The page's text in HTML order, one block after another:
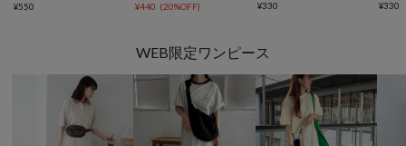
¥550 ¥440 (20%OFF) ¥330 ¥330
WEB限定ワンピース